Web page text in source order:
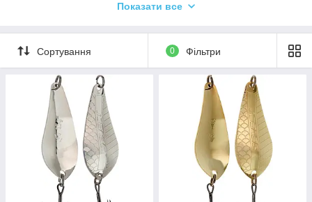
результат. Хоча доповнення пауз та різних ривків допоможуть
Блешня Select ProAtom випускається масою 8, 12, 15 грамів
та рекомендована для риболовлі на глибинах 1.5-2.5 метра.
Показати все
Сортування 0 Фільтри